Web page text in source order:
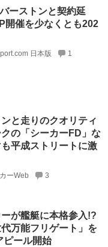
ーストンと契約延
開催を少なくとも202
日本版 1
と走りのクオリティ
の「シーカーFD」な
平成ストリートに激
ーWeb 3
が艦艇に本格参入!?
万能フリゲート」を
ピール開始